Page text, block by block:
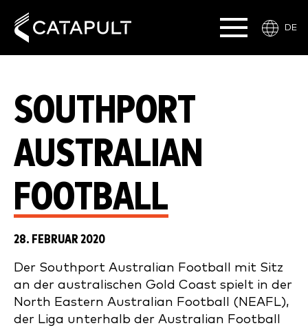
DE
SOUTHPORT
AUSTRALIAN
FOOTBALL
28. FEBRUAR 2020
Der Southport Australian Football mit Sitz
an der australischen Gold Coast spielt in der
North Eastern Australian Football (NEAFL),
der Liga unterhalb der Australian Football